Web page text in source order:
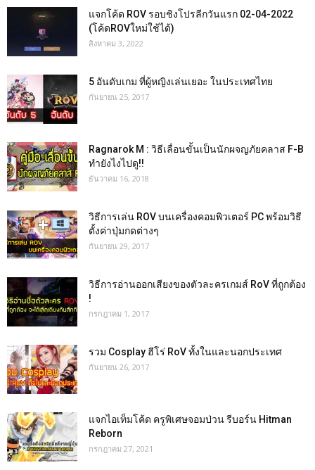
แจกโค้ด ROV รอบชิงโปรลีกวันแรก 02-04-2022
(โค้ดROVใหม่ใช้ได้)
สิงหาคม 3, 2022
5 อันดับเกม ที่ผู้หญิงเล่นเยอะ ในประเทศไทย
กันยายน 25, 2017
Ragnarok M : วิธีเลื่อนขั้นเป็นนักผจญภัยคลาส F-B
ทำยังไงไปดู!!
ธันวาคม 16, 2018
วิธีการเล่น ROV บนเครื่องคอมพิวเตอร์ PC พร้อมวิธี
ตั้งค่าปุ่มกดต่างๆ
กันยายน 29, 2017
วิธีการอ่านออกเสียงของตัวละครเกมส์ RoV ที่ถูกต้อง
!
กรกฎาคม 1, 2017
รวม Cosplay ฮีโร่ RoV ทั้งในและนอกประเทศ
กันยายน 26, 2017
แจกไอเท็มโค้ด ครูพิเศษจอมป่วน รีบอร์น Hitman
Reborn
กรกฎาคม 27, 2021